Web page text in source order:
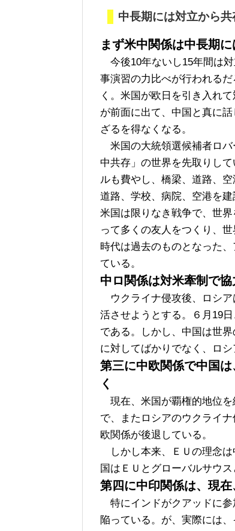
中長期には対立から共
まず米中関係は中長期
今後10年ないし15年間は
事演習の力比べが行われる
く。米国が欧日を引き入れ
が前面に出て、中国と真に
ざるを得なくなる。
米国の大統領選候補者ロバ
中共存」の世界を先取りし
ルも費やし、橋梁、道路、
道路、学校、病院、空港を
米国は限りなき戦争で、世
って多くの友人をつくり、
時代は過去のものとなった
ている。
中ロ関係は対米牽制で
ウクライナ侵攻後、ロシア
活させようとする。６月19
である。しかし、中国は世
に対してばかりでなく、ロシ
第三に中欧関係で中国
く
現在、米国が覇権的地位を
で、またロシアのウクライ
欧関係が後退している。
しかし本来、ＥＵの理念は
国はＥＵとグローバルサウ
第四に中印関係は、現
特にインドがクアッドに参
陥っている。が、実際には